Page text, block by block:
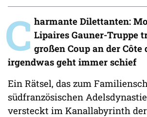
C harmante Dilettanten:
Lipaires Gauner-Truppe
großen Coup an der Côte
irgendwas geht immer schief
Ein Rätsel, das zum
südfranzösischen
versteckt im Kanallabyrinth